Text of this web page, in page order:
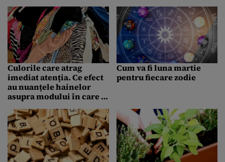
Culorile care atrag
imediat atenția. Ce efect
au nuanțele hainelor
asupra modului în care o
Cum va fi luna martie
pentru fiecare zodie